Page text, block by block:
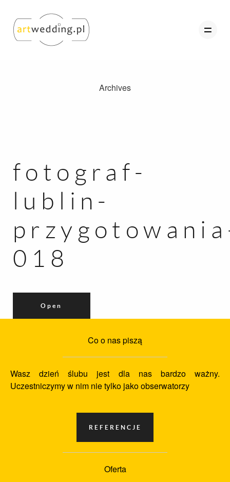
Kontakt
Strefa Klienta
Archives
fotograf-
lublin-
018
Open
Co o nas piszą
Wasz dzień ślubu jest dla nas bardzo ważny.
Uczestniczymy w nim nie tylko jako obserwatorzy
Oferta